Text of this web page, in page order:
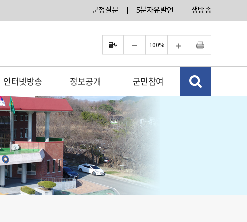
군정질문 5분자유발언 생방송
글씨 축소 100% 확대 인쇄
인터넷방송 정보공개 군민참여 검색 열기